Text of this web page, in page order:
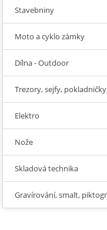
Stavebniny
Moto a cyklo zámky
Dílna - Outdoor
Trezory, sejfy, pokladničky
Elektro
Nože
Skladová technika
Gravírování, smalt,